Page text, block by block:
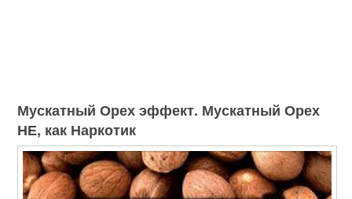
Мускатный Орех эффект. Мускатный Орех
НЕ, как Наркотик